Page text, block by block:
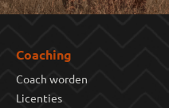
Coaching
Coach worden
Licenties